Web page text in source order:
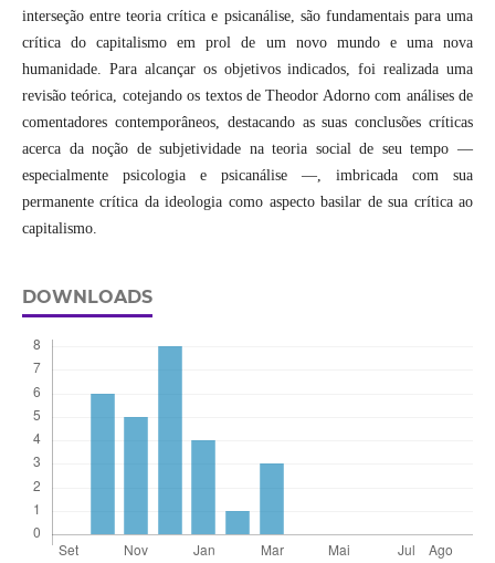
interseção entre teoria crítica e psicanálise, são fundamentais para uma
crítica do capitalismo em prol de um novo mundo e uma nova
humanidade. Para alcançar os objetivos indicados, foi realizada uma
revisão teórica, cotejando os textos de Theodor Adorno com análises de
comentadores contemporâneos, destacando as suas conclusões críticas
acerca da noção de subjetividade na teoria social de seu tempo —
especialmente psicologia e psicanálise —, imbricada com sua
permanente crítica da ideologia como aspecto basilar de sua crítica ao
capitalismo.
DOWNLOADS